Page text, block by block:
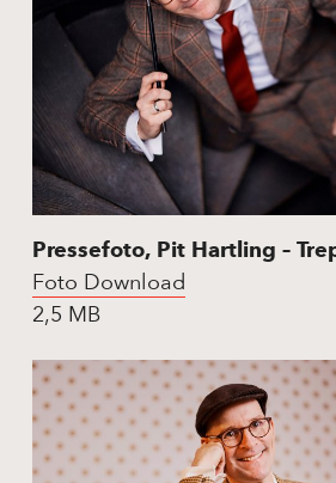
Pressefoto, Pit Hartling –
Foto Download
2,5 MB